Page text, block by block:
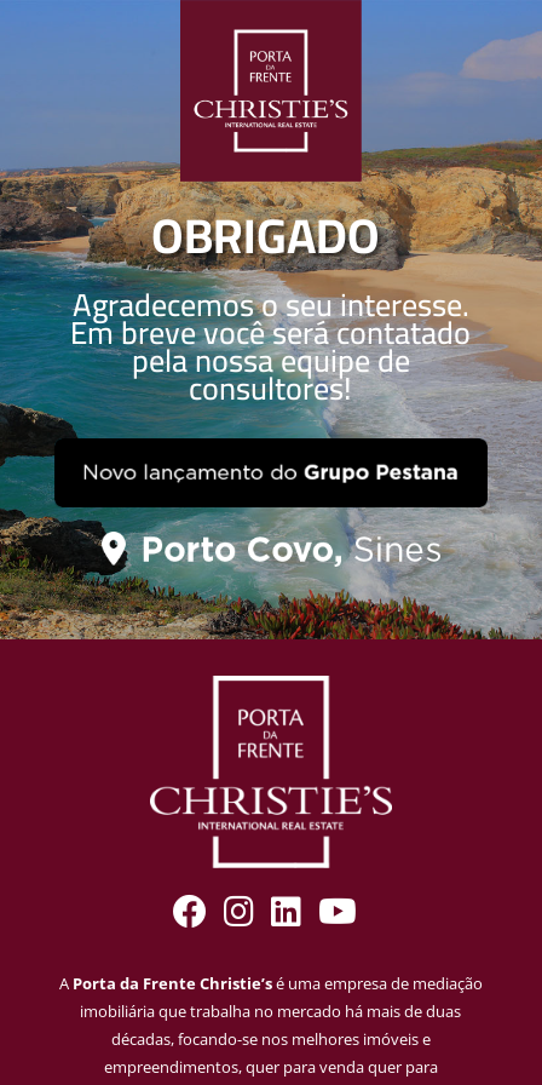
OBRIGADO
Agradecemos o seu interesse.
Em breve você será contatado
pela nossa equipe de
consultores!
A Porta da Frente Christie’sé uma empresa de mediação
imobiliária que trabalha no mercado há mais de duas
décadas, focando-se nos melhores imóveis e
empreendimentos, quer para venda quer para